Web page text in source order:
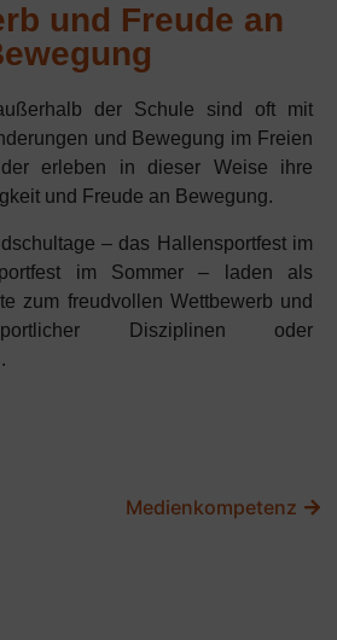
und Freude an
der Schule sind oft mit
und Bewegung im Freien
erleben in dieser Weise ihre
und Freude an Bewegung.
– das Hallensportfest im
im Sommer – laden als
zum freudvollen Wettbewerb und
Disziplinen oder
Medienkompetenz